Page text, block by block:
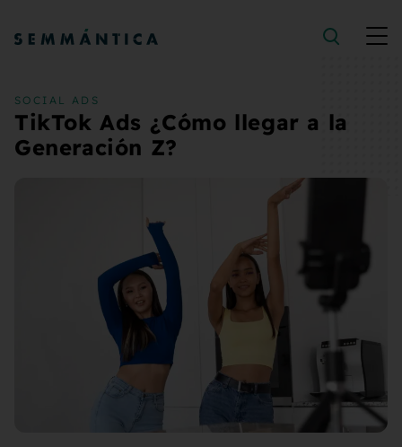
SOCIAL ADS
TikTok Ads ¿Cómo llegar a la
Generación Z?